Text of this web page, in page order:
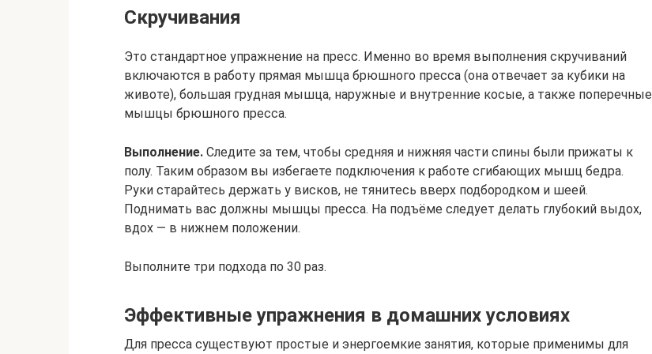
Скручивания
Это стандартное упражнение на пресс. Именно во время выполнения скручиваний
включаются в работу прямая мышца брюшного пресса (она отвечает за кубики на
животе), большая грудная мышца, наружные и внутренние косые, а также поперечные
мышцы брюшного пресса.
Выполнение. Следите за тем, чтобы средняя и нижняя части спины были прижаты к
полу. Таким образом вы избегаете подключения к работе сгибающих мышц бедра.
Руки старайтесь держать у висков, не тянитесь вверх подбородком и шеей.
Поднимать вас должны мышцы пресса. На подъёме следует делать глубокий выдох,
вдох — в нижнем положении.
Выполните три подхода по 30 раз.
Эффективные упражнения в домашних условиях
Для пресса существуют простые и энергоемкие занятия, которые применимы для